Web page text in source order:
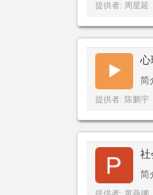
提供者: 周星延
心
简
提供者: 陈鹏宇
社
简